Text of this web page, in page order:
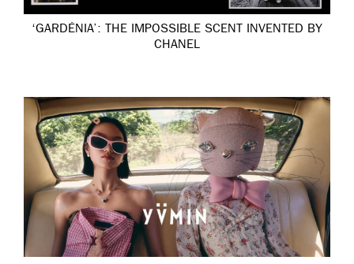
‘GARDÉNIA’: THE IMPOSSIBLE SCENT INVENTED BY
CHANEL